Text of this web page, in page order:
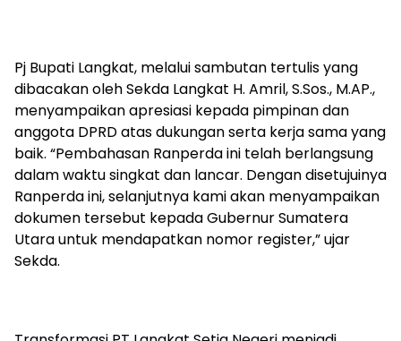
Pj Bupati Langkat, melalui sambutan tertulis yang
dibacakan oleh Sekda Langkat H. Amril, S.Sos., M.AP.,
menyampaikan apresiasi kepada pimpinan dan
anggota DPRD atas dukungan serta kerja sama yang
baik. “Pembahasan Ranperda ini telah berlangsung
dalam waktu singkat dan lancar. Dengan disetujuinya
Ranperda ini, selanjutnya kami akan menyampaikan
dokumen tersebut kepada Gubernur Sumatera
Utara untuk mendapatkan nomor register,” ujar
Sekda.